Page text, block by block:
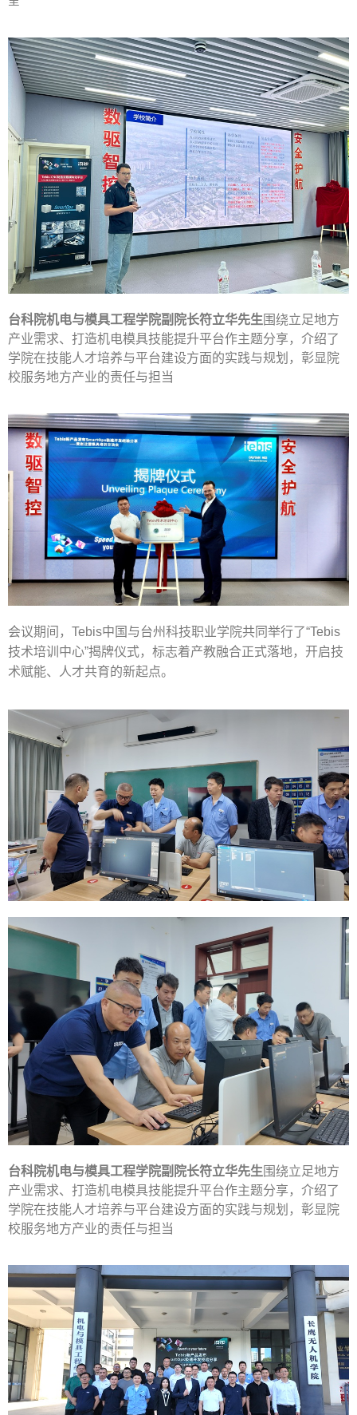
台科院机电与模具工程学院副院长符立华先生围绕立足地方
产业需求、打造机电模具技能提升平台作主题分享，介绍了
学院在技能人才培养与平台建设方面的实践与规划，彰显院
校服务地方产业的责任与担当
会议期间， Tebis中国与台州科技职业学院共同举行了“Tebis
技术培训中心”揭牌仪式，标志着产教融合正式落地，开启技
术赋能、人才共育的新起点。
台科院机电与模具工程学院副院长符立华先生围绕立足地方
产业需求、打造机电模具技能提升平台作主题分享，介绍了
学院在技能人才培养与平台建设方面的实践与规划，彰显院
校服务地方产业的责任与担当